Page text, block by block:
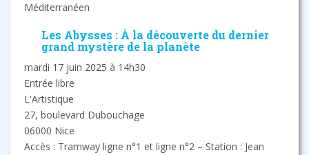
Méditerranéen
Les Abysses : À la découverte du dernier
grand mystère de la planète
mardi 17 juin 2025 à 14h30
Entrée libre
L'Artistique
27, boulevard Dubouchage
06000 Nice
Accès : Tramway ligne n°1 et ligne n°2 – Station : Jean